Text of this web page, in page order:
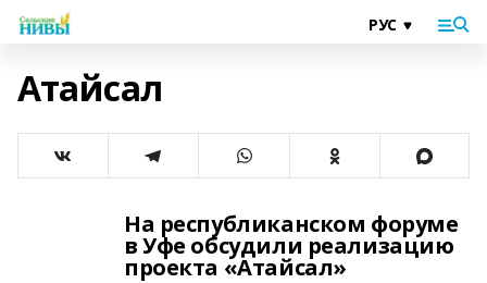
Атайсал
На республиканском форуме
в Уфе обсудили реализацию
проекта «Атайсал»